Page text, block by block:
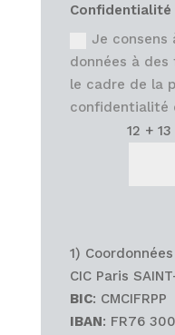
Confidentialité
Je consens
données à
le cadre de la
confidentialité
12 + 13
1)
CIC Paris
BIC: CMCIFRPP
IBAN: FR76